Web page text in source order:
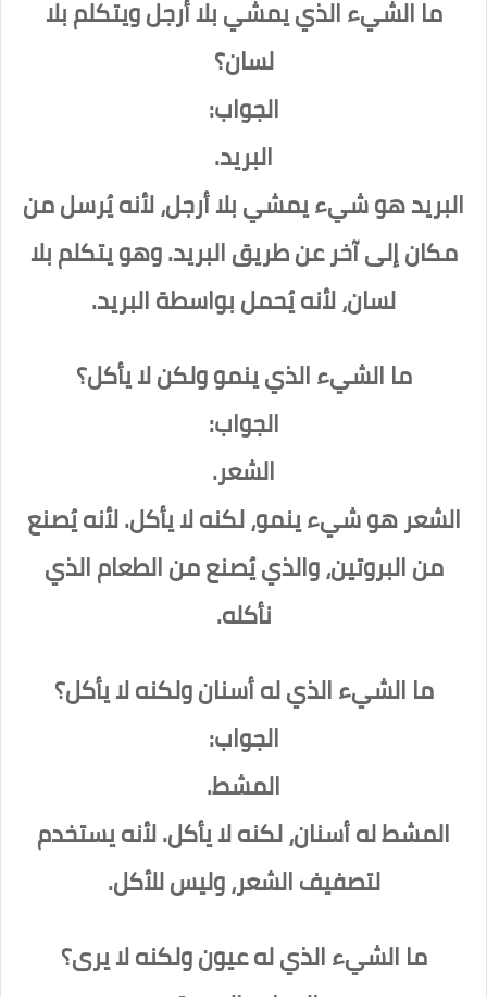
ما الشيء الذي يمشي بلا أرجل ويتكلم بلا
لسان؟
الجواب:
البريد.
البريد هو شيء يمشي بلا أرجل، لأنه يُرسل من
مكان إلى آخر عن طريق البريد. وهو يتكلم بلا
لسان، لأنه يُحمل بواسطة البريد.
ما الشيء الذي ينمو ولكن لا يأكل؟
الجواب:
الشعر.
الشعر هو شيء ينمو، لكنه لا يأكل. لأنه يُصنع
من البروتين، والذي يُصنع من الطعام الذي
نأكله.
ما الشيء الذي له أسنان ولكنه لا يأكل؟
الجواب:
المشط.
المشط له أسنان، لكنه لا يأكل. لأنه يستخدم
لتصفيف الشعر، وليس للأكل.
ما الشيء الذي له عيون ولكنه لا يرى؟